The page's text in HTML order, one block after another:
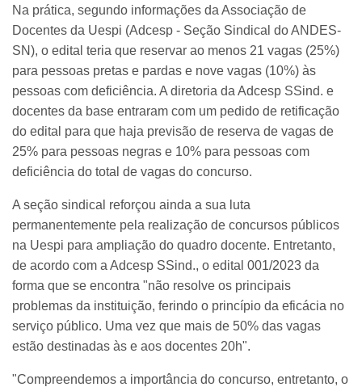
Na prática, segundo informações da Associação de
Docentes da Uespi (Adcesp - Seção Sindical do ANDES-
SN), o edital teria que reservar ao menos 21 vagas (25%)
para pessoas pretas e pardas e nove vagas (10%) às
pessoas com deficiência. A diretoria da Adcesp SSind. e
docentes da base entraram com um pedido de retificação
do edital para que haja previsão de reserva de vagas de
25% para pessoas negras e 10% para pessoas com
deficiência do total de vagas do concurso.
A seção sindical reforçou ainda a sua luta
permanentemente pela realização de concursos públicos
na Uespi para ampliação do quadro docente. Entretanto,
de acordo com a Adcesp SSind., o edital 001/2023 da
forma que se encontra "não resolve os principais
problemas da instituição, ferindo o princípio da eficácia no
serviço público. Uma vez que mais de 50% das vagas
estão destinadas às e aos docentes 20h".
"Compreendemos a importância do concurso, entretanto, o